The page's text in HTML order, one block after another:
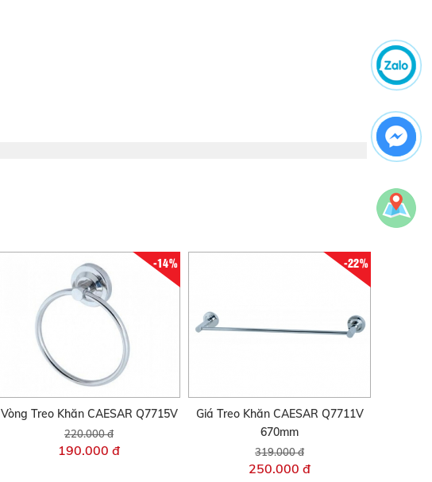
-14%
Vòng Treo Khăn CAESAR Q7715V
220.000 đ
190.000 đ
-22%
Giá Treo Khăn CAESAR Q7711V
670mm
319.000 đ
250.000 đ